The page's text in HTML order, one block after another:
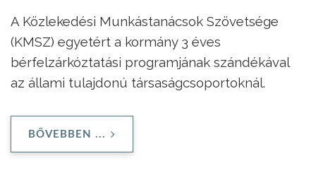
A Közlekedési Munkástanácsok Szövetsége
(KMSZ) egyetért a kormány 3 éves
bérfelzárkóztatási programjának szándékával
az állami tulajdonú társaságcsoportoknál.
BŐVEBBEN ...